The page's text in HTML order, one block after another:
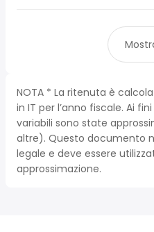
NOTA * La ritenuta è
in IT per l’anno fiscale. Ai
variabili sono state
altre). Questo documento
legale e deve essere
approssimazione.